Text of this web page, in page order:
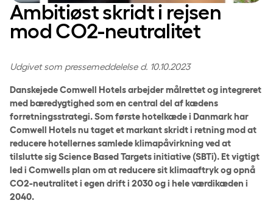
Ambitiøst skridt i rejsen
mod CO2-neutralitet
Udgivet som pressemeddelelse d. 10.10.2023
Danskejede Comwell Hotels arbejder målrettet og integreret
med bæredygtighed som en central del af kædens
forretningsstrategi. Som første hotelkæde i Danmark har
Comwell Hotels nu taget et markant skridt i retning mod at
reducere hotellernes samlede klimapåvirkning ved at
tilslutte sig Science Based Targets initiative (SBTi). Et vigtigt
led i Comwells plan om at reducere sit klimaaftryk og opnå
CO2-neutralitet i egen drift i 2030 og i hele værdikæden i
2040.